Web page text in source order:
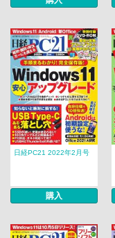
日経PC21 2022年2月号
購入